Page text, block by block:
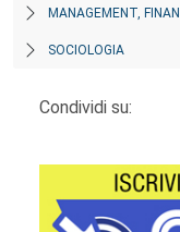
MANAGEMENT,
SOCIOLOGIA
Condividi su: